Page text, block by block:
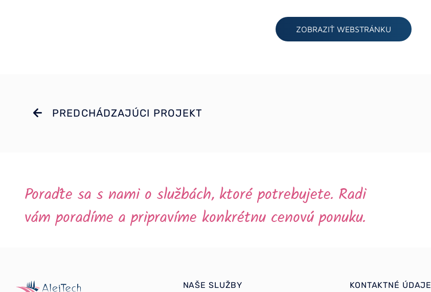
ZOBRAZIŤ WEBSTRÁNKU
PREDCHÁDZAJÚCI PROJEKT
Poraďte sa s nami o službách, ktoré potrebujete. Radi
vám poradíme a pripravíme konkrétnu cenovú ponuku.
NAŠE SLUŽBY KONTAKTNÉ ÚDAJE